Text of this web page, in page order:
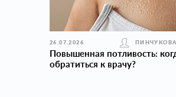
26.07.2026
Повышенная потливость:
обратиться к врачу?